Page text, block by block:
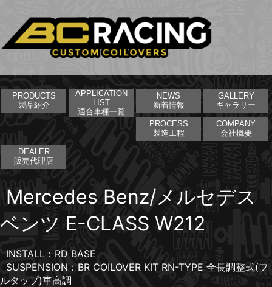
PRODUCTS
製品紹介
APPLICATION
LIST
適合車種一覧
NEWS
新着情報
GALLERY
ギャラリー
PROCESS
製造工程
COMPANY
会社概要
DEALER
販売代理店
Mercedes Benz/メルセデス
ベンツ E-CLASS W212
INSTALL： RD BASE
SUSPENSION：BR COILOVER KIT RN-TYPE 全長調整式(フ
ルタップ)車高調